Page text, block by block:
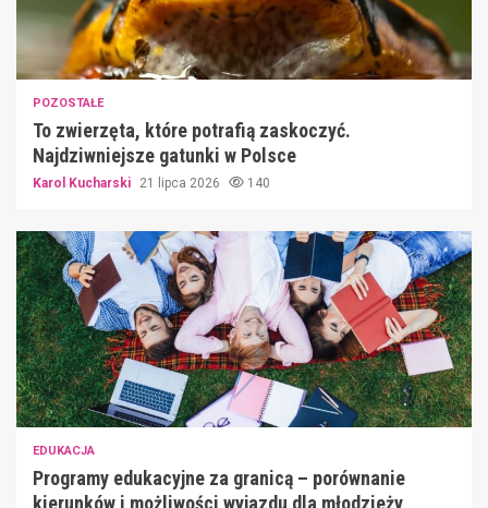
POZOSTAŁE
To zwierzęta, które potrafią zaskoczyć.
Najdziwniejsze gatunki w Polsce
Karol Kucharski 21 lipca 2026 140
EDUKACJA
Programy edukacyjne za granicą – porównanie
kierunków i możliwości wyjazdu dla młodzieży